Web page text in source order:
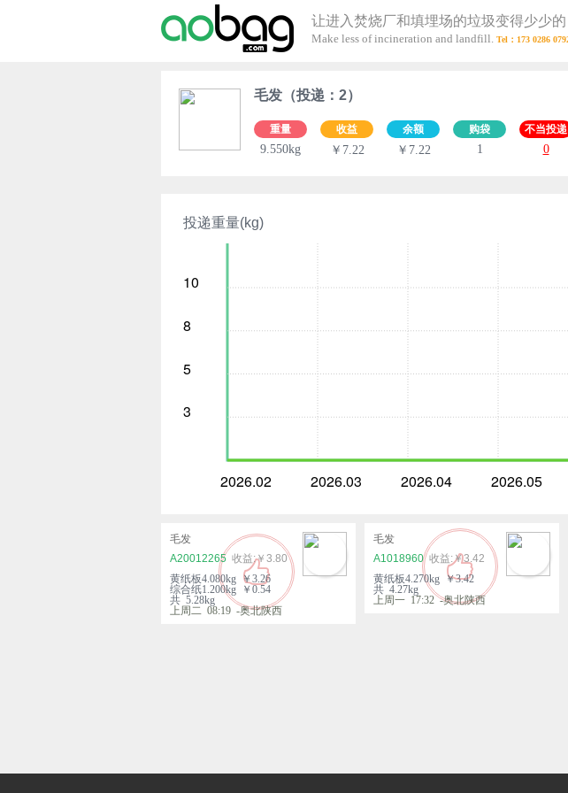
让进入焚烧厂和填埋场的垃圾变得少少的
Make less of incineration and landfill.
毛发（投递：2）
重量
9.550kg
收益
￥7.22
余额
￥7.22
购袋
1
不当投递
0
投递重量(kg)
10
8
5
3
2026.02 2026.03 2026.04 2026.05
毛发
A20012265
￥3.80
黄纸板4.080kg ￥3.26
综合纸1.200kg ￥0.54
共 5.28kg
上周二 08:19 -奥北陕西
毛发
A1018960
￥3.42
黄纸板4.270kg ￥3.42
共 4.27kg
上周一 17:32 -奥北陕西